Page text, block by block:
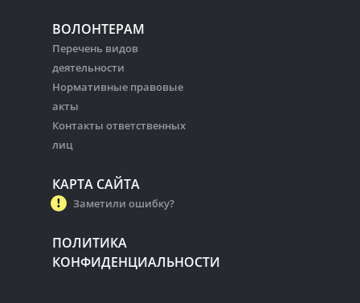
ВОЛОНТЕРАМ
Перечень видов
деятельности
Нормативные правовые
акты
Контакты ответственных
лиц
КАРТА САЙТА
Заметили ошибку?
ПОЛИТИКА
КОНФИДЕНЦИАЛЬНОСТИ